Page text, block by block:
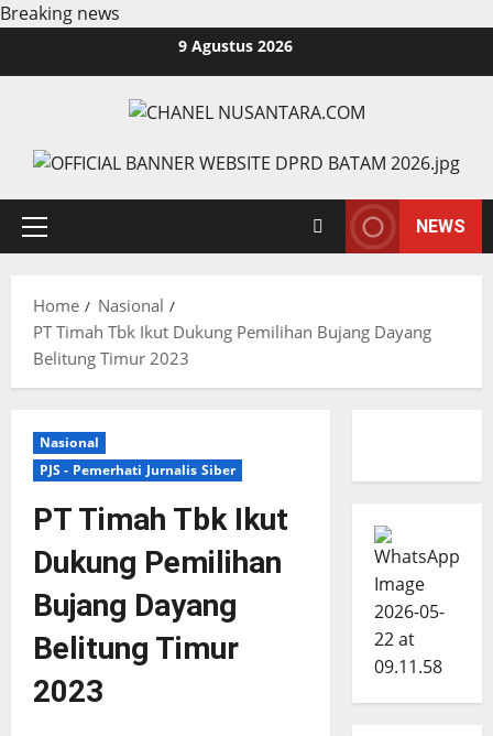
Breaking news
9 Agustus 2026
Primary
NEWS
Home
Nasional
PT Timah Tbk Ikut Dukung Pemilihan Bujang Dayang
Belitung Timur 2023
Nasional
PJS - Pemerhati Jurnalis Siber
PT Timah Tbk Ikut
Dukung Pemilihan
Bujang Dayang
Belitung Timur
2023